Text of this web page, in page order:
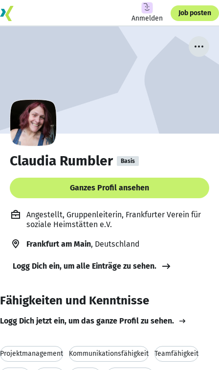
Anmelden
Job posten
Claudia Rumbler Basis
Ganzes Profil ansehen
Angestellt, Gruppenleiterin, Frankfurter Verein für
soziale Heimstätten e.V.
Frankfurt am Main, Deutschland
Logg Dich ein, um alle Einträge zu sehen.
Fähigkeiten und Kenntnisse
Logg Dich jetzt ein, um das ganze Profil zu sehen.
Projektmanagement Kommunikationsfähigkeit Teamfähigkeit